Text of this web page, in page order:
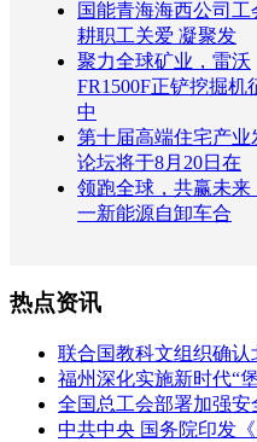
国能青海海西公司工
耕职工关爱 凝聚发
聚力全球矿业，雷沃
FR1500F正铲挖掘机
中
第十届高端住宅产业
论坛将于8月20日在
领跑全球，共赢未来
一新能源自卸车合
热点资讯
联合国教科文组织确认
福州深化实施新时代“
全国总工会部署加强
中共中央 国务院印发